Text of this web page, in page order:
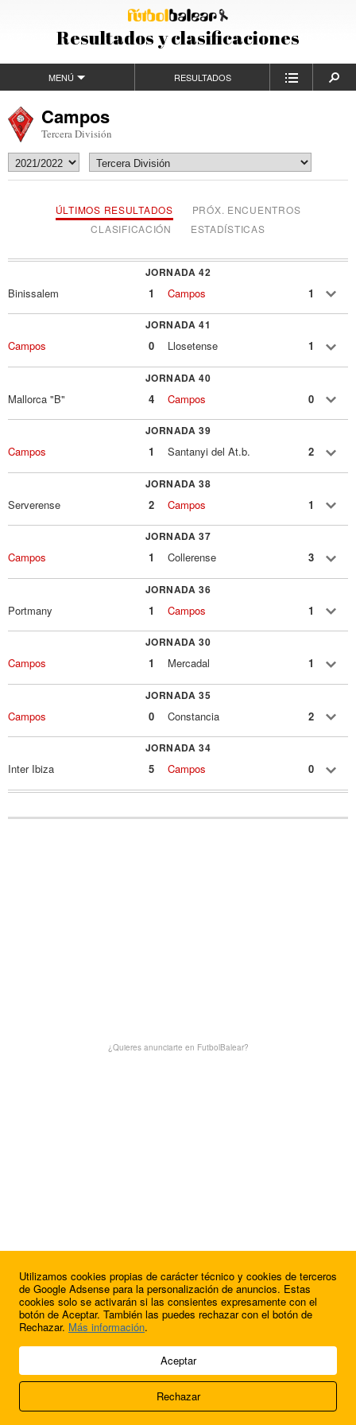
Resultados y clasificaciones
MENÚ RESULTADOS
Campos
Tercera División
ÚLTIMOS RESULTADOS
PRÓX. ENCUENTROS
CLASIFICACIÓN
ESTADÍSTICAS
JORNADA 42
Binissalem 1 Campos 1
JORNADA 41
Campos 0 Llosetense 1
JORNADA 40
Mallorca "B" 4 Campos 0
JORNADA 39
Campos 1 Santanyi del At.b. 2
JORNADA 38
Serverense 2 Campos 1
JORNADA 37
Campos 1 Collerense 3
JORNADA 36
Portmany 1 Campos 1
JORNADA 30
Campos 1 Mercadal 1
JORNADA 35
Campos 0 Constancia 2
JORNADA 34
Inter Ibiza 5 Campos 0
¿Quieres anunciarte en FutbolBalear?
¿Quieres anunciarte en FutbolBalear?
© 2009 - 2026 Soluciones Corporativas IP, SL.
Acerca de nosotros
FútbolBalear
Utilizamos cookies propias de carácter técnico y cookies de terceros
de Google Adsense para la personalización de anuncios. Estas
cookies solo se activarán si las consientes expresamente con el
botón de Aceptar. También las puedes rechazar con el botón de
Rechazar. Más información.
Aceptar
Rechazar